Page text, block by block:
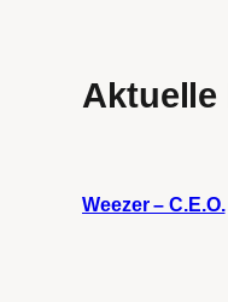
Aktuelle
Weezer – C.E.O.